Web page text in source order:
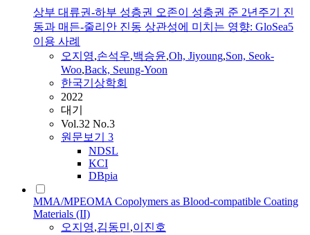
상부 대류권-하부 성층권 오존이 성층권 준 2년주기 진
동과 매든-줄리안 진동 상관성에 미치는 영향: GloSea5
이용 사례
오지영,손석우,백승윤,Oh, Jiyoung,Son, Seok-
Woo,Back, Seung-Yoon
한국기상학회
2022
대기
Vol.32 No.3
원문보기 3
NDSL
KCI
DBpia
MMA/MPEOMA Copolymers as Blood-compatible Coating
Materials (II)
오지영,김동민,이진호